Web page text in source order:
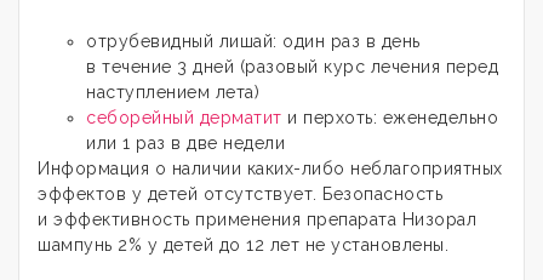
отрубевидный лишай: один раз в день
в течение 3 дней (разовый курс лечения перед
наступлением лета)
себорейный дерматит и перхоть: еженедельно
или 1 раз в две недели
Информация о наличии каких-либо неблагоприятных
эффектов у детей отсутствует. Безопасность
и эффективность применения препарата Низорал
шампунь 2% у детей до 12 лет не установлены.